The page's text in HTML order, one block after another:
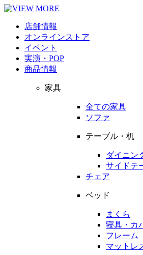
店舗情報
オンラインストア
イベント
実演・POP
商品情報
家具
全ての家具
ソファ
テーブル・机
ダイニン
サイドテ
チェア
ベッド
まくら
寝具・カ
フレーム
マットレ